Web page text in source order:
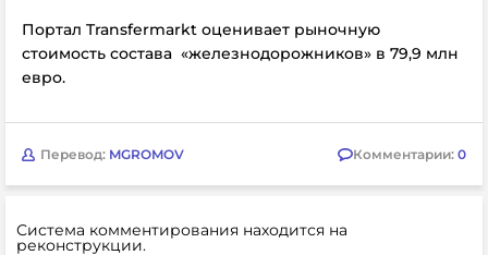
Портал Transfermarkt оценивает рыночную
стоимость состава «железнодорожников» в 79,9 млн
евро.
Перевод: MGROMOV Комментарии: 0
Система комментирования находится на
реконструкции.